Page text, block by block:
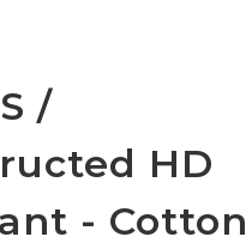
/
HD
- Cotton